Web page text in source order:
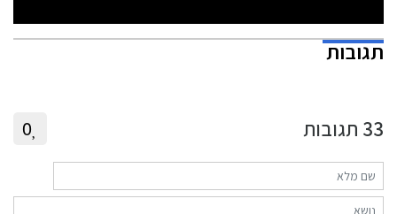
תגובות
33 תגובות 0